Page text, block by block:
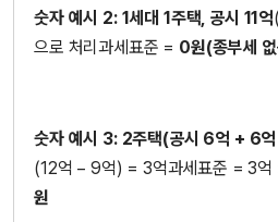
숫자 예시 2: 1세대 1주택, 공시 11억
으로 처리과세표준 = 0원(종부세
숫자 예시 3: 2주택(공시 6억 + 6
(12억 − 9억) = 3억과세표준 = 3
원